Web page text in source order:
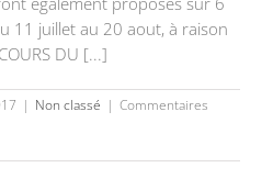
11 juillet au 20 aout, à raison
DU [...]
| Non classé | Commentaires